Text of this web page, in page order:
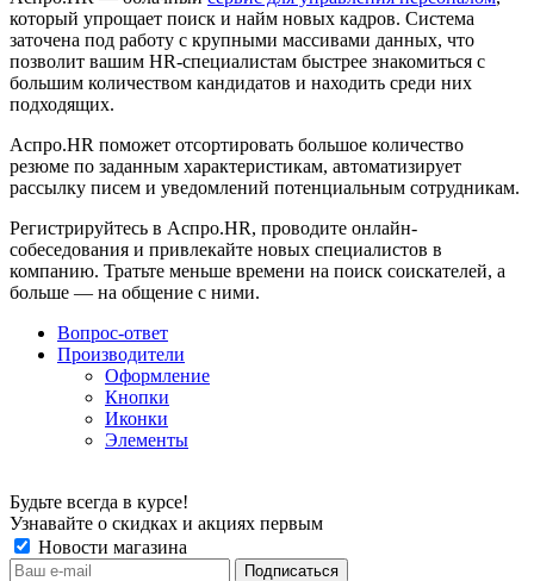
который упрощает поиск и найм новых кадров. Система
заточена под работу с крупными массивами данных, что
позволит вашим HR-специалистам быстрее знакомиться с
большим количеством кандидатов и находить среди них
подходящих.
Аспро.HR поможет отсортировать большое количество
резюме по заданным характеристикам, автоматизирует
рассылку писем и уведомлений потенциальным сотрудникам.
Регистрируйтесь в Аспро.HR, проводите онлайн-
собеседования и привлекайте новых специалистов в
компанию. Тратьте меньше времени на поиск соискателей, а
больше — на общение с ними.
Вопрос-ответ
Производители
Оформление
Кнопки
Иконки
Элементы
Будьте всегда в курсе!
Узнавайте о скидках и акциях первым
Новости магазина